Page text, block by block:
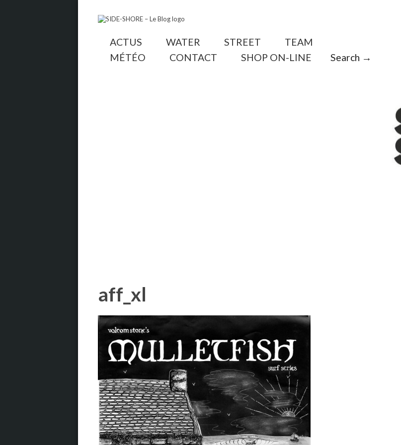
ACTUS WATER STREET
TEAM
MÉTÉO
CONTACT SHOP ON-LINE Search →
aff_xl